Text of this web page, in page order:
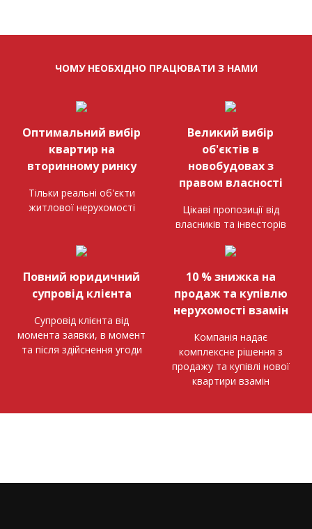
ЧОМУ НЕОБХІДНО ПРАЦЮВАТИ З НАМИ
Оптимальний вибір
квартир на
вторинному ринку
Тільки реальні об'єкти
житлової нерухомості
Великий вибір
об'єктів в
новобудовах з
правом власності
Цікаві пропозиції від
власників та інвесторів
Повний юридичний
супровід клієнта
Супровід клієнта від
момента заявки, в момент
та після здійснення угоди
10 % знижка на
продаж та купівлю
нерухомості взамін
Компанія надає
комплексне рішення з
продажу та купівлі нової
квартири взамін